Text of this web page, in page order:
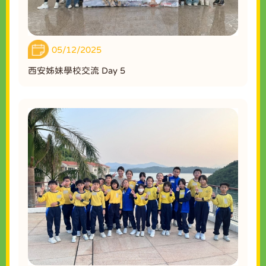
05/12/2025
西安姊妹學校交流 Day 5